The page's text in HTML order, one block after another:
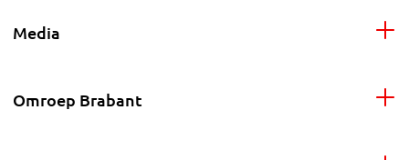
Media
Omroep Brabant